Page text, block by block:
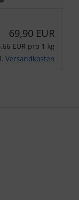
69,90 EUR
EUR pro 1 kg
Versandkosten